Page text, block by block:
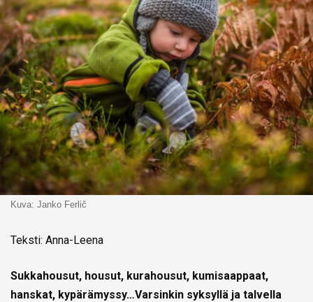
Kuva: Janko Ferlič
Teksti: Anna-Leena
Sukkahousut, housut, kurahousut, kumisaappaat,
hanskat, kypärämyssy…Varsinkin syksyllä ja talvella